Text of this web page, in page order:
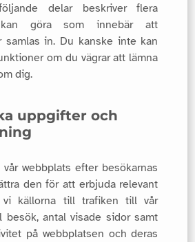
delar beskriver flera
göra som innebär att
samlas in. Du kanske inte kan
om du vägrar att lämna
dig.
uppgifter och
webbplats efter besökarnas
den för att erbjuda relevant
vi källorna till trafiken till vår
besök, antal visade sidor samt
på webbplatsen och deras